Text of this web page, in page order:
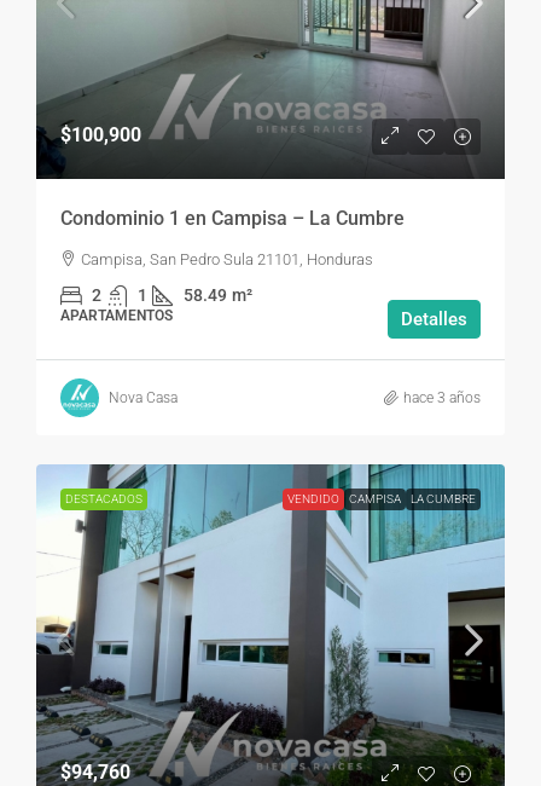
$100,900
Condominio 1 en Campisa – La Cumbre
Campisa, San Pedro Sula 21101, Honduras
2 1 58.49 m²
APARTAMENTOS Detalles
Nova Casa hace 3 años
DESTACADOS VENDIDO CAMPISA LA CUMBRE
$94,760